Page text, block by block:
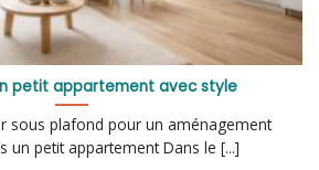
petit appartement avec style
sous plafond pour un aménagement
un petit appartement Dans le [...]